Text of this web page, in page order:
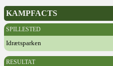
KAMPFACTS
SPILLESTED
Idrætsparken
RESULTAT